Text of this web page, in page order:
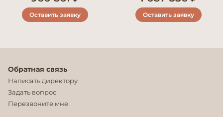
Оставить заявку Оставить заявку
Обратная связь
Написать директору
Задать вопрос
Перезвоните мне